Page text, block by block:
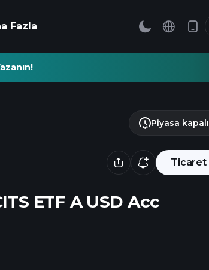
Fazla
Ticaret
ETF A USD Acc
Piyasa kapalı